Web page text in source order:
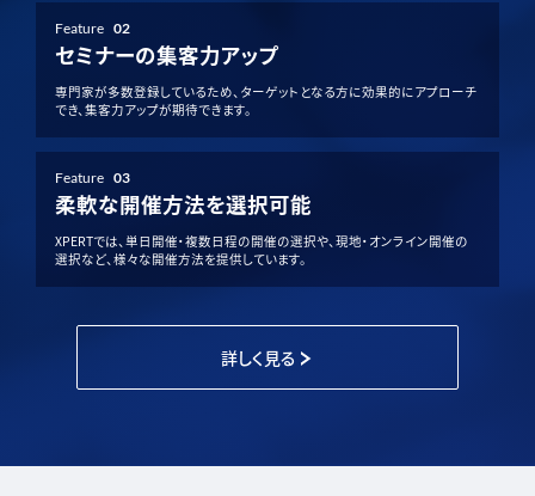
Feature 02
セミナーの集客力アップ
専門家が多数登録しているため、ターゲットとなる方に効果的にアプローチ
でき、集客力アップが期待できます。
Feature 03
柔軟な開催方法を選択可能
XPERTでは、単日開催・複数日程の開催の選択や、現地・オンライン開催の
選択など、様々な開催方法を提供しています。
詳しく見る